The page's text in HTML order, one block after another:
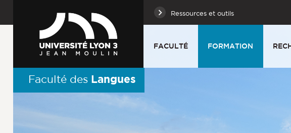
Ressources et outils
FACULTÉ FORMATION
Faculté des Langues